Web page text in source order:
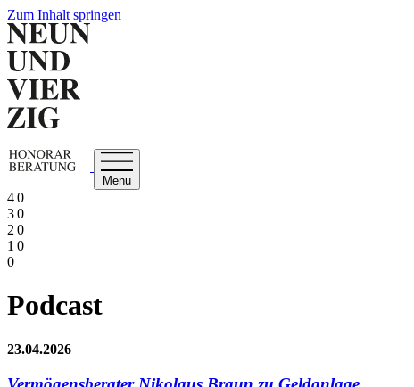
Zum Inhalt springen
Menu
4 0
3 0
2 0
1 0
0
Podcast
23.04.2026